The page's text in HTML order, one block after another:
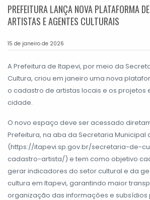
PREFEITURA LANÇA NOVA PLATAFORMA
ARTISTAS E AGENTES CULTURAIS
15 de janeiro de 2026
A Prefeitura de Itapevi, por meio da
Cultura, criou em janeiro uma nova
o cadastro de artistas locais e os projetos
cidade.
O novo espaço deve ser acessado
Prefeitura, na aba da Secretaria Municipal
(https://itapevi.sp.gov.br/secretaria-de-
cadastro-artista/) e tem como objetivo
gerar indicadores do setor cultural e da
cultura em Itapevi, garantindo maior
organização das informações e